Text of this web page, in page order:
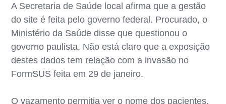
A Secretaria de Saúde local afirma que a gestão
do site é feita pelo governo federal. Procurado, o
Ministério da Saúde disse que questionou o
governo paulista. Não está claro que a exposição
destes dados tem relação com a invasão no
FormSUS feita em 29 de janeiro.
O vazamento permitia ver o nome dos pacientes,